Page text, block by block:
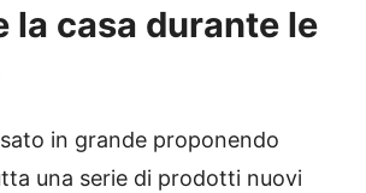
la casa durante le
in grande proponendo
una serie di prodotti nuovi